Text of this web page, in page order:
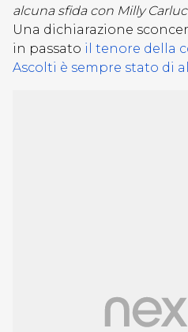
alcuna sfida con Milly
Una dichiarazione
in passato il tenore della
Ascolti è sempre stato di